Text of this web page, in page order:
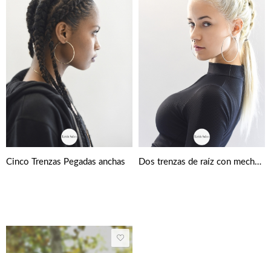
Cinco Trenzas Pegadas anchas Dos trenzas de raíz con mechones sueltos